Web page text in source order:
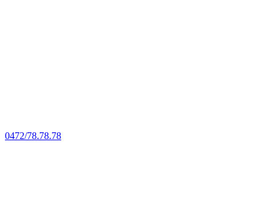
0472/78.78.78